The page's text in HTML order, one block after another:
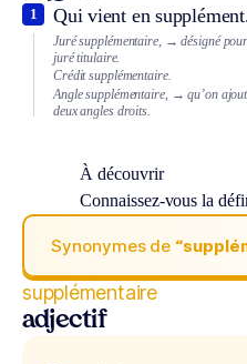
Qui vient en
1
Juré supplémentaire, → désigné
juré titulaire.
Crédit supplémentaire.
Angle supplémentaire, → qu’on
deux angles droits.
À découvrir
Connaissez-vous la
Synonymes de
supplémentaire
adjectif